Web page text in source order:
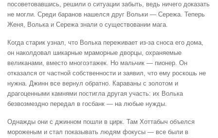
посоветовавшись, решили о ситуации забыть, ведь ничего доказать
не могли. Среди баранов нашелся друг Вольки — Сережа. Теперь
Женя, Волька и Сережа знали о существовании мага.
Когда старик узнал, что Волька переживает из-за сноса его дома,
он наколдовал шикарные мраморные дворцы, охраняемые
великанами, вместо многоэтажек. Но мальчик — пионер. Он
отказался от частной собственности и заявил, что ему роскошь не
нужна. Джинн все вернул обратно. Караваны с золотом и
драгоценными камнями постигла другая участь: их Волька
безвозмездно передал в госбанк — на любые нужды.
Однажды они с джинном пошли в цирк. Там Хоттабыч объелся
мороженым и стал показывать людям фокусы — все были в